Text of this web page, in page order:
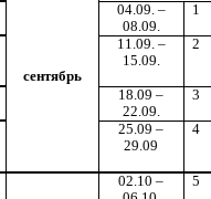
сентябрь
04.09. –
08.09.
1
11.09. –
15.09.
2
18.09 –
22.09.
3
25.09 –
29.09
4
02.10 –
5